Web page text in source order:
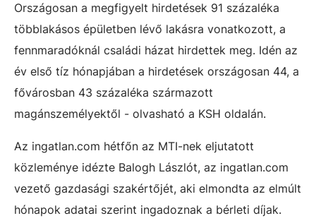
Országosan a megfigyelt hirdetések 91 százaléka
többlakásos épületben lévő lakásra vonatkozott, a
fennmaradóknál családi házat hirdettek meg. Idén az
év első tíz hónapjában a hirdetések országosan 44, a
fővárosban 43 százaléka származott
magánszemélyektől - olvasható a KSH oldalán.
Az ingatlan.com hétfőn az MTI-nek eljutatott
közleménye idézte Balogh Lászlót, az ingatlan.com
vezető gazdasági szakértőjét, aki elmondta az elmúlt
hónapok adatai szerint ingadoznak a bérleti díjak.